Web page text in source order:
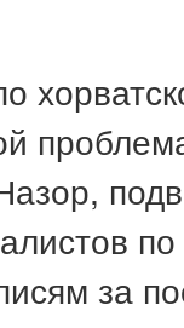
за